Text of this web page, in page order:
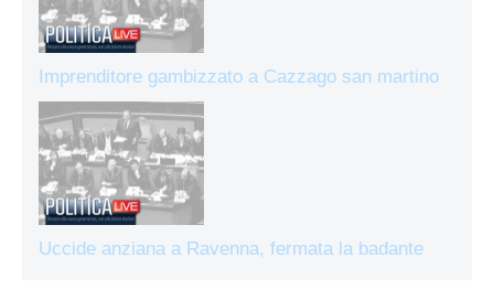
Imprenditore gambizzato a Cazzago san martino
Uccide anziana a Ravenna, fermata la badante